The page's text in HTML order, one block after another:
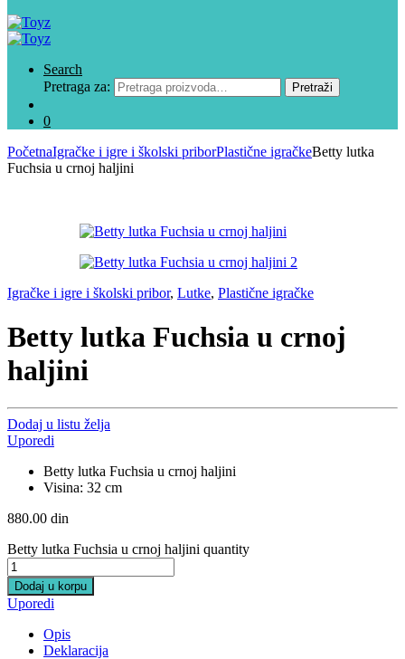
Search
Pretraga za:
Pretraži
0
PočetnaIgračke i igre i školski priborPlastične igračkeBetty lutka
Fuchsia u crnoj haljini
Igračke i igre i školski pribor, Lutke, Plastične igračke
Betty lutka Fuchsia u crnoj
haljini
Dodaj u listu želja
Uporedi
Betty lutka Fuchsia u crnoj haljini
Visina: 32 cm
880.00 din
Betty lutka Fuchsia u crnoj haljini quantity
Dodaj u korpu
Uporedi
Opis
Deklaracija